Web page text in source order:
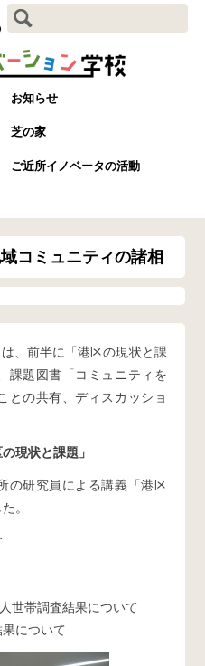
お知らせ
芝の家
ご近所イノベータの活動
コミュニティの諸相
、前半に「港区の現状と課
課題図書「コミュニティを
との共有、ディスカッショ
現状と課題」
の研究員による講義「港区
。
世帯調査結果について
について